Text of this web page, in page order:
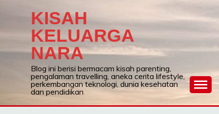
KISAH
KELUARGA
NARA
Blog ini berisi bermacam kisah parenting,
pengalaman travelling, aneka cerita lifestyle,
perkembangan teknologi, dunia kesehatan
dan pendidikan